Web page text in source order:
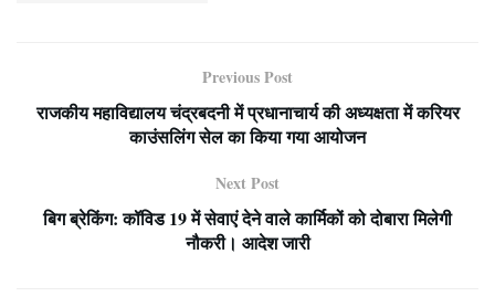
Previous Post
राजकीय महाविद्यालय चंद्रबदनी में प्रधानाचार्य की अध्यक्षता में करियर
काउंसलिंग सेल का किया गया आयोजन
Next Post
बिग ब्रेकिंग: कॉविड 19 में सेवाएं देने वाले कार्मिकों को दोबारा मिलेगी
नौकरी। आदेश जारी